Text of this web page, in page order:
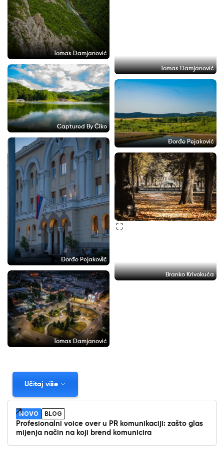
Tomas Damjanović
Tomas Damjanović
Captured By Čiko
Đorđe Pejaković
Đorđe Pejaković
Branko Krivokuća
Tomas Damjanović
Učitaj više
NOVO
BLOG
Profesionalni voice over u PR komunikaciji: zašto glas
mijenja način na koji brend komunicira